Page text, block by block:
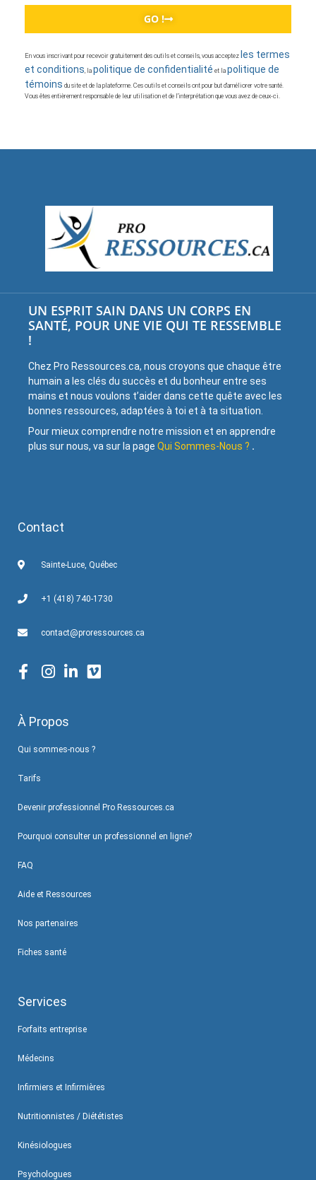
GO !
En vous inscrivant pour recevoir gratuitement des outils et conseils, vous acceptez les termes
et conditions, la politique de confidentialité et la politique de
témoins du site et de la plateforme. Ces outils et conseils ont pour but d’améliorer votre santé.
Vous êtes entièrement responsable de leur utilisation et de l’interprétation que vous avez de ceux-ci.
UN ESPRIT SAIN DANS UN CORPS EN
SANTÉ, POUR UNE VIE QUI TE RESSEMBLE
!
Chez Pro Ressources.ca, nous croyons que chaque être
humain a les clés du succès et du bonheur entre ses
mains et nous voulons t’aider dans cette quête avec les
bonnes ressources, adaptées à toi et à ta situation.
Pour mieux comprendre notre mission et en apprendre
plus sur nous, va sur la page Qui Sommes-Nous ? .
Contact
Sainte-Luce, Québec
+1 (418) 740-1730
contact@proressources.ca
À Propos
Qui sommes-nous ?
Tarifs
Devenir professionnel Pro Ressources.ca
Pourquoi consulter un professionnel en ligne?
FAQ
Aide et Ressources
Nos partenaires
Fiches santé
Services
Forfaits entreprise
Médecins
Infirmiers et Infirmières
Nutritionnistes / Diététistes
Kinésiologues
Psychologues